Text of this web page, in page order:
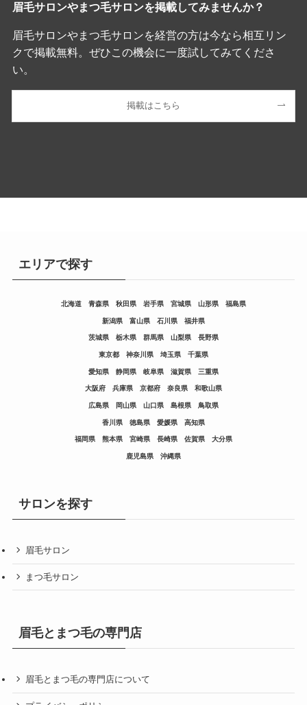
眉毛サロンやまつ毛サロンを掲載してみませんか？
眉毛サロンやまつ毛サロンを経営の方は今なら相互リン
クで掲載無料。ぜひこの機会に一度試してみてくださ
い。
掲載はこちら
エリアで探す
北海道 青森県 秋田県 岩手県 宮城県 山形県 福島県
新潟県 富山県 石川県 福井県
茨城県 栃木県 群馬県 山梨県 長野県
東京都 神奈川県 埼玉県 千葉県
愛知県 静岡県 岐阜県 滋賀県 三重県
大阪府 兵庫県 京都府 奈良県 和歌山県
広島県 岡山県 山口県 島根県 鳥取県
香川県 徳島県 愛媛県 高知県
福岡県 熊本県 宮崎県 長崎県 佐賀県 大分県
鹿児島県 沖縄県
サロンを探す
眉毛サロン
まつ毛サロン
眉毛とまつ毛の専門店
眉毛とまつ毛の専門店について